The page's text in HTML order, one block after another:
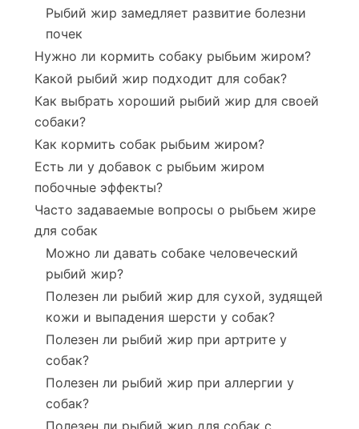
Рыбий жир замедляет развитие болезни
почек
Нужно ли кормить собаку рыбьим жиром?
Какой рыбий жир подходит для собак?
Как выбрать хороший рыбий жир для своей
собаки?
Как кормить собак рыбьим жиром?
Есть ли у добавок с рыбьим жиром
побочные эффекты?
Часто задаваемые вопросы о рыбьем жире
для собак
Можно ли давать собаке человеческий
рыбий жир?
Полезен ли рыбий жир для сухой, зудящей
кожи и выпадения шерсти у собак?
Полезен ли рыбий жир при артрите у
собак?
Полезен ли рыбий жир при аллергии у
собак?